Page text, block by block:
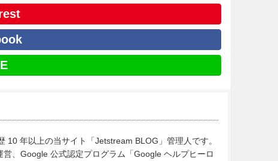
10 年以上の当サイト「Jetstream BLOG」管理人です。
、Google 公式認定プログラム「Google ヘルプヒーロ